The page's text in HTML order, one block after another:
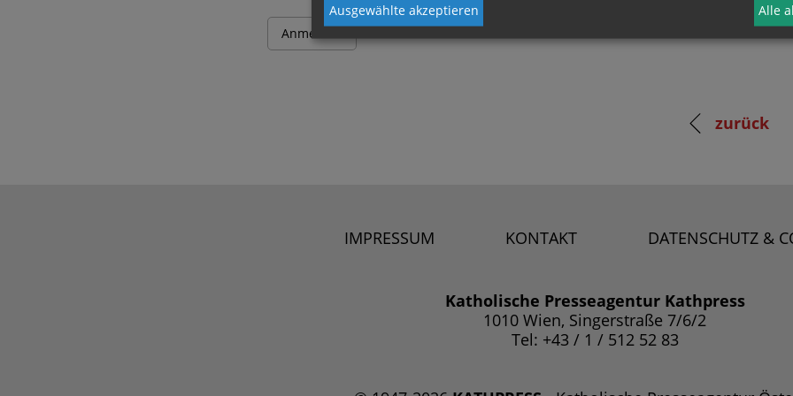
zurück
IMPRESSUM KONTAKT DATENSCHUTZ &
Katholische Presseagentur Kathpress
1010 Wien, Singerstraße 7/6/2
Tel: +43 / 1 / 512 52 83
Ausgewählte akzeptieren Alle